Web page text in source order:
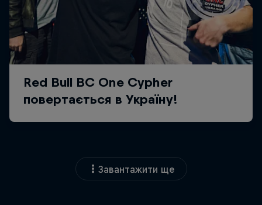
Завантажити ще